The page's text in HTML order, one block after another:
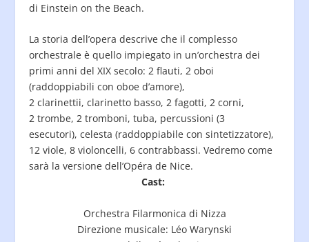
di Einstein on the Beach.
La storia dell’opera descrive che il complesso
orchestrale è quello impiegato in un’orchestra dei
primi anni del XIX secolo: 2 flauti, 2 oboi
(raddoppiabili con oboe d’amore),
2 clarinettii, clarinetto basso, 2 fagotti, 2 corni,
2 trombe, 2 tromboni, tuba, percussioni (3
esecutori), celesta (raddoppiabile con sintetizzatore),
12 viole, 8 violoncelli, 6 contrabbassi. Vedremo come
sarà la versione dell’Opéra de Nice.
Cast:
Orchestra Filarmonica di Nizza
Direzione musicale: Léo Warynski